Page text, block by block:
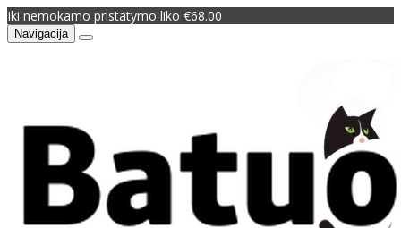
Iki nemokamo pristatymo liko €68.00
Navigacija